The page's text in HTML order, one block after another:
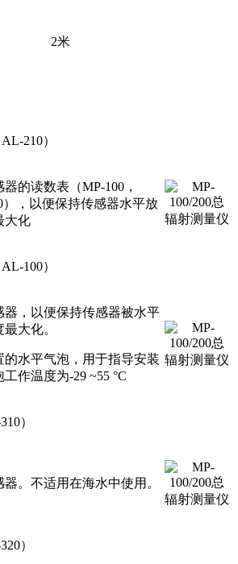
2米
210）
的读数表（MP-100，
），以便保持传感器水平放
大化
100）
器，以便保持传感器被水平
大化。
的水平气泡，用于指导安装
作温度为-29 ~55 °C
）
。不适用在海水中使用。
）